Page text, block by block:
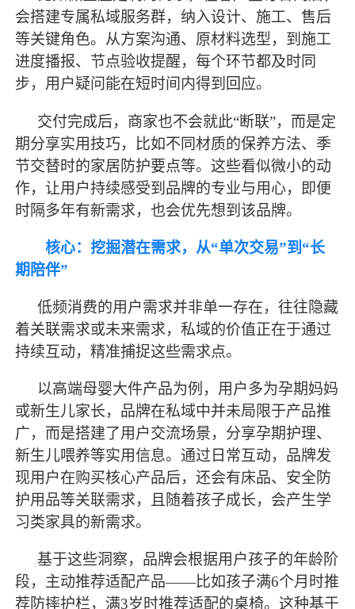
会搭建专属私域服务群，纳入设计、施工、售后
等关键角色。从方案沟通、原材料选型，到施工
进度播报、节点验收提醒，每个环节都及时同
步，用户疑问能在短时间内得到回应。
交付完成后，商家也不会就此“断联”，而是定
期分享实用技巧，比如不同材质的保养方法、季
节交替时的家居防护要点等。这些看似微小的动
作，让用户持续感受到品牌的专业与用心，即便
时隔多年有新需求，也会优先想到该品牌。
核心：挖掘潜在需求，从“单次交易”到“长
期陪伴”
低频消费的用户需求并非单一存在，往往隐藏
着关联需求或未来需求，私域的价值正在于通过
持续互动，精准捕捉这些需求点。
以高端母婴大件产品为例，用户多为孕期妈妈
或新生儿家长，品牌在私域中并未局限于产品推
广，而是搭建了用户交流场景，分享孕期护理、
新生儿喂养等实用信息。通过日常互动，品牌发
现用户在购买核心产品后，还会有床品、安全防
护用品等关联需求，且随着孩子成长，会产生学
习类家具的新需求。
基于这些洞察，品牌会根据用户孩子的年龄阶
段，主动推荐适配产品——比如孩子满6个月时推
荐防摔护栏，满3岁时推荐适配的桌椅。这种基于